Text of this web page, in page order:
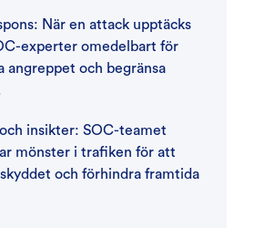
När en attack upptäcks
experter omedelbart för
angreppet och begränsa
insikter: SOC-teamet
mönster i trafiken för att
och förhindra framtida